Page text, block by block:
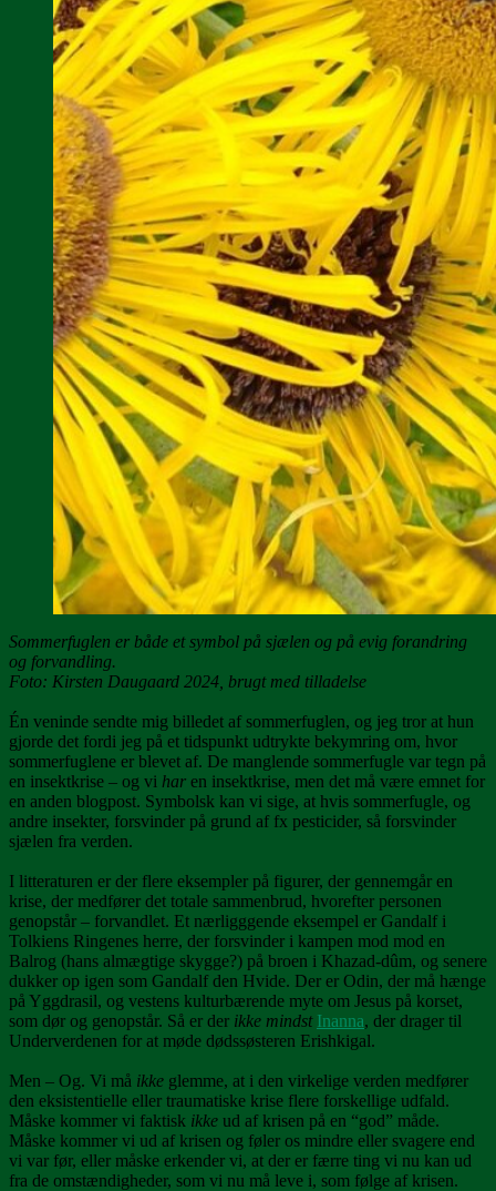
Sommerfuglen er både et symbol på sjælen og på evig forandring
og forvandling.
Foto: Kirsten Daugaard 2024, brugt med tilladelse
Én veninde sendte mig billedet af sommerfuglen, og jeg tror at hun
gjorde det fordi jeg på et tidspunkt udtrykte bekymring om, hvor
sommerfuglene er blevet af. De manglende sommerfugle var tegn på
en insektkrise – og vi har en insektkrise, men det må være emnet for
en anden blogpost. Symbolsk kan vi sige, at hvis sommerfugle, og
andre insekter, forsvinder på grund af fx pesticider, så forsvinder
sjælen fra verden.
I litteraturen er der flere eksempler på figurer, der gennemgår en
krise, der medfører det totale sammenbrud, hvorefter personen
genopstår – forvandlet. Et nærligggende eksempel er Gandalf i
Tolkiens Ringenes herre, der forsvinder i kampen mod mod en
Balrog (hans almægtige skygge?) på broen i Khazad-dûm, og senere
dukker op igen som Gandalf den Hvide. Der er Odin, der må hænge
på Yggdrasil, og vestens kulturbærende myte om Jesus på korset,
som dør og genopstår. Så er der ikke mindst Inanna, der drager til
Underverdenen for at møde dødssøsteren Erishkigal.
Men – Og. Vi må ikke glemme, at i den virkelige verden medfører
den eksistentielle eller traumatiske krise flere forskellige udfald.
Måske kommer vi faktisk ikke ud af krisen på en “god” måde.
Måske kommer vi ud af krisen og føler os mindre eller svagere end
vi var før, eller måske erkender vi, at der er færre ting vi nu kan ud
fra de omstændigheder, som vi nu må leve i, som følge af krisen.